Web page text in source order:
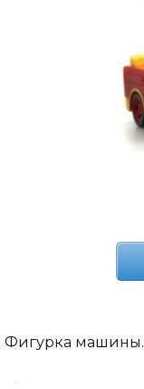
Фигурка машины.